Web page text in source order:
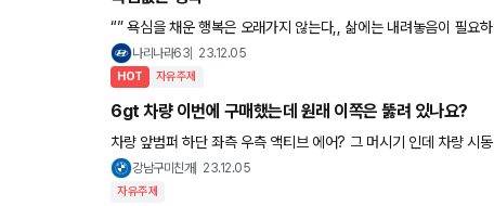
“” 욕심을 채운 행복은 오래가지 않는다,, 삶에는 내려놓음이 필요
임다 ~~나리나라63 23.12.05
HOT 자유주제
6gt 차량 이번에 구매했는데 원래 이쪽은 뚫려 있나요?
차량 앞범퍼 하단 좌측 우측 액티브 에어? 그 머시기 인데 차량 시
요 원래 열려있는건가요? 아니면 오류일까요??
강남구미친개 23.12.05
자유주제